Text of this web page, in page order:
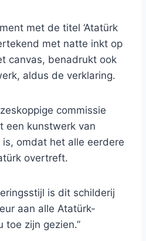
met de titel ‘Atatürk
met natte inkt op
canvas, benadrukt ook
aldus de verklaring.
commissie
een kunstwerk van
omdat het alle eerdere
overtreft.
is dit schilderij
aan alle Atatürk-
toe zijn gezien.”